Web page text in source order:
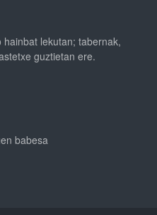
lekutan; tabernak,
guztietan ere.
babesa